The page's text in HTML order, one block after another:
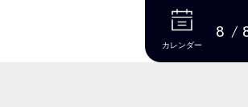
本文へ
カレンダー
8